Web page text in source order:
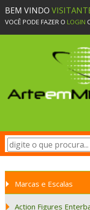
BEM VINDO
VOCÊ PODE FAZER O LOGIN
Marcas e Escalas
Action Figures